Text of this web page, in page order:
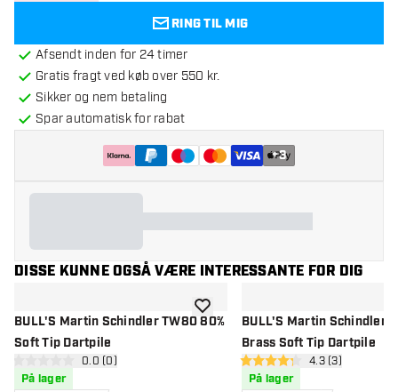
RING TIL MIG
Afsendt inden for 24 timer
Gratis fragt ved køb over 550 kr.
Sikker og nem betaling
Spar automatisk for rabat
+3
DISSE KUNNE OGSÅ VÆRE INTERESSANTE FOR DIG
BULL'S Martin Schindler TW80 80%
Soft Tip Dartpile
åbn anmeldelsespanel
0 bedømmelsesstjerner
0.0 (0)
På lager
tilføje til ønskeliste
BULL'S Martin Schindler
Brass Soft Tip Dartpile
åbn
4.3 bedømmelsesstjerner
4.3 (3)
På lager